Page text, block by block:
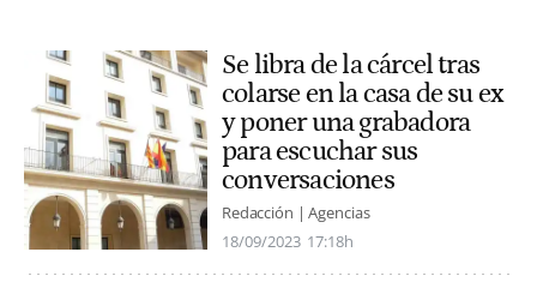
Se libra de la cárcel tras
colarse en la casa de su ex
y poner una grabadora
para escuchar sus
conversaciones
Redacción | Agencias
18/09/2023 17:18h